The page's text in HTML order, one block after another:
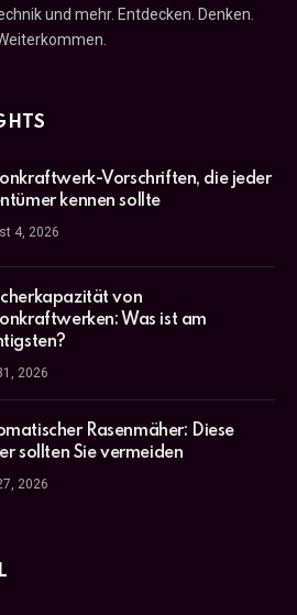
und mehr. Entdecken. Denken.
Vorschriften, die jeder
kennen sollte
4, 2026
von
Was ist am
2026
Rasenmäher: Diese
sollten Sie vermeiden
2026